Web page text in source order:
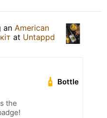
an American
at Untappd
Bottle
the